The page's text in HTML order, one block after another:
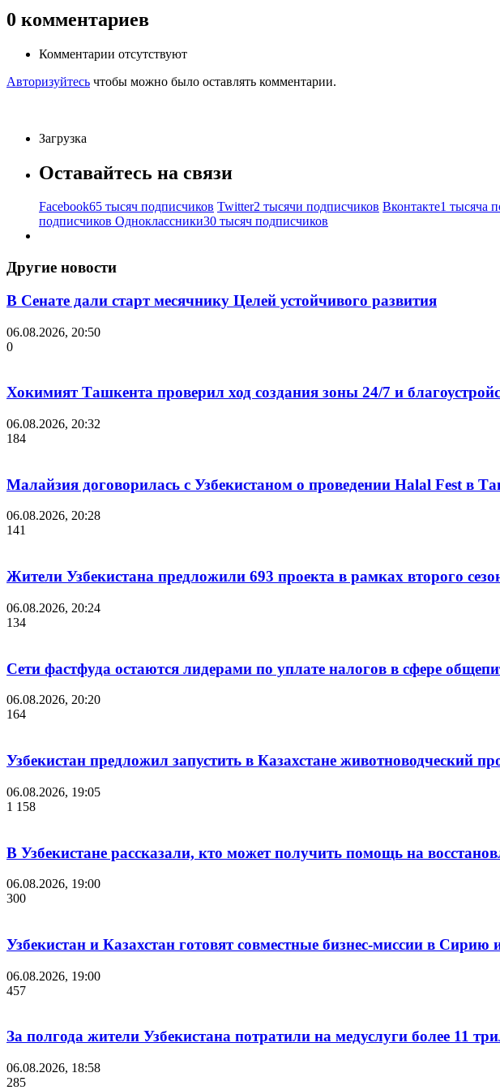
0 комментариев
Комментарии отсутствуют
Авторизуйтесь чтобы можно было оставлять комментарии.
Загрузка
Оставайтесь на связи
Facebook65 тысяч подписчиков Twitter2 тысячи подписчиков Вконтакте1 тысяча
подписчиков Одноклассники30 тысяч подписчиков
Другие новости
В Сенате дали старт месячнику Целей устойчивого развития
06.08.2026, 20:50
0
Хокимият Ташкента проверил ход создания зоны 24/7 и
06.08.2026, 20:32
184
Малайзия договорилась с Узбекистаном о проведении Halal Fest в
06.08.2026, 20:28
141
Жители Узбекистана предложили 693 проекта в рамках второго
06.08.2026, 20:24
134
Сети фастфуда остаются лидерами по уплате налогов в сфере
06.08.2026, 20:20
164
Узбекистан предложил запустить в Казахстане животноводческий
06.08.2026, 19:05
1 158
В Узбекистане рассказали, кто может получить помощь на
06.08.2026, 19:00
300
Узбекистан и Казахстан готовят совместные бизнес-миссии в Сирию
06.08.2026, 19:00
457
За полгода жители Узбекистана потратили на медуслуги более 11
06.08.2026, 18:58
285